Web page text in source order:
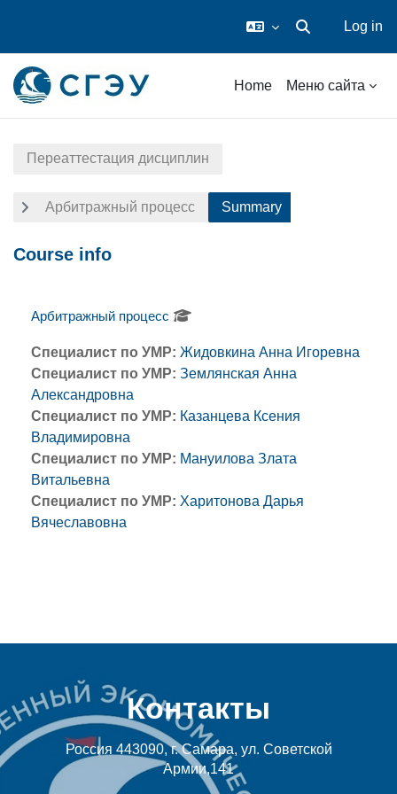
Toggle search
Log in
Home Меню сайта
Переаттестация дисциплин
Арбитражный процесс Summary
Course info
Арбитражный процесс
Специалист по УМР: Жидовкина Анна Игоревна
Специалист по УМР: Землянская Анна
Александровна
Специалист по УМР: Казанцева Ксения
Владимировна
Специалист по УМР: Мануилова Злата
Витальевна
Специалист по УМР: Харитонова Дарья
Вячеславовна
Контакты
Россия 443090, г. Самара, ул. Советской
Армии,141